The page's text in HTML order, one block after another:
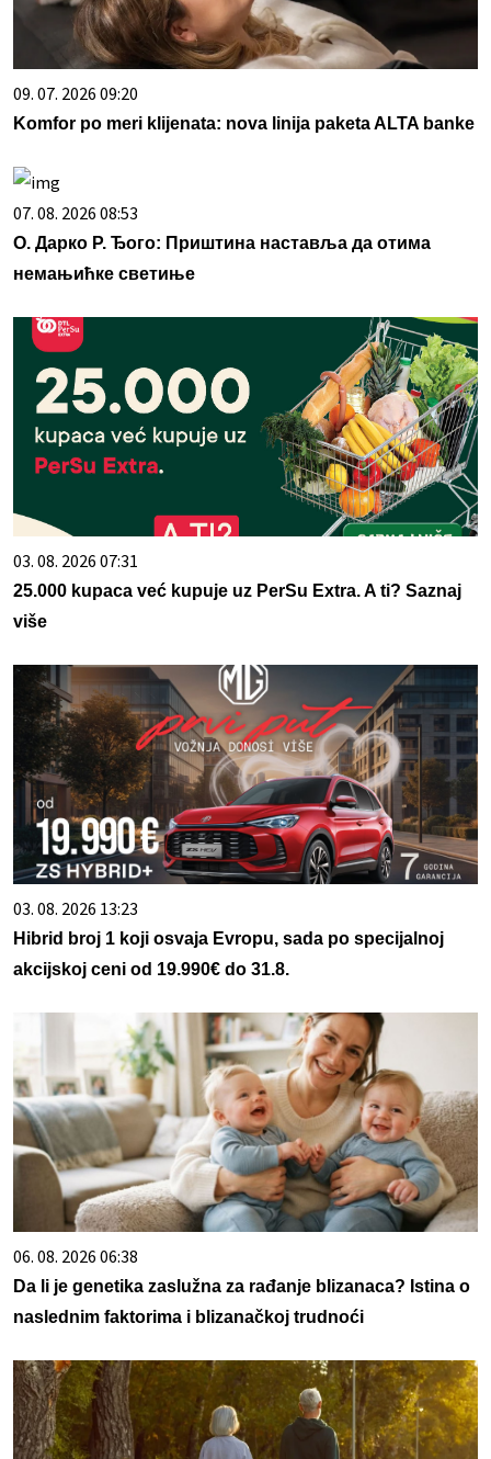
09. 07. 2026 09:20
Komfor po meri klijenata: nova linija paketa ALTA banke
07. 08. 2026 08:53
О. Дарко Р. Ђого: Приштина наставља да отима
немањићке светиње
03. 08. 2026 07:31
25.000 kupaca već kupuje uz PerSu Extra. A ti? Saznaj
više
03. 08. 2026 13:23
Hibrid broj 1 koji osvaja Evropu, sada po specijalnoj
akcijskoj ceni od 19.990€ do 31.8.
06. 08. 2026 06:38
Da li je genetika zaslužna za rađanje blizanaca? Istina o
naslednim faktorima i blizanačkoj trudnoći